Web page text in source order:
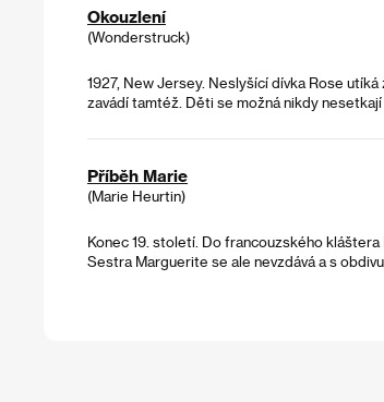
Okouzlení
(Wonderstruck)
1927, New Jersey. Neslyšící dívka Rose
zavádí tamtéž. Děti se možná nikdy
Příběh Marie
(Marie Heurtin)
Konec 19. století. Do francouzského
Sestra Marguerite se ale nevzdává a s